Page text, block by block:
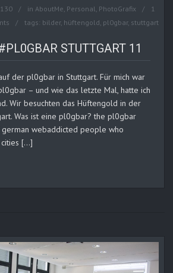
in AboutMe Personal PhotoGrafix
1
tags: bilder, hüftengold pl0gbar, stuttgart
STUTTGART 11
der pl0gbar in Stuttgart. Für mich war
– und wie das letzte Mal, hatte ich
Wir besuchten das Hüftengold in der
Was ist eine pl0gbar? the pl0gbar
webaddicted people who
[…]